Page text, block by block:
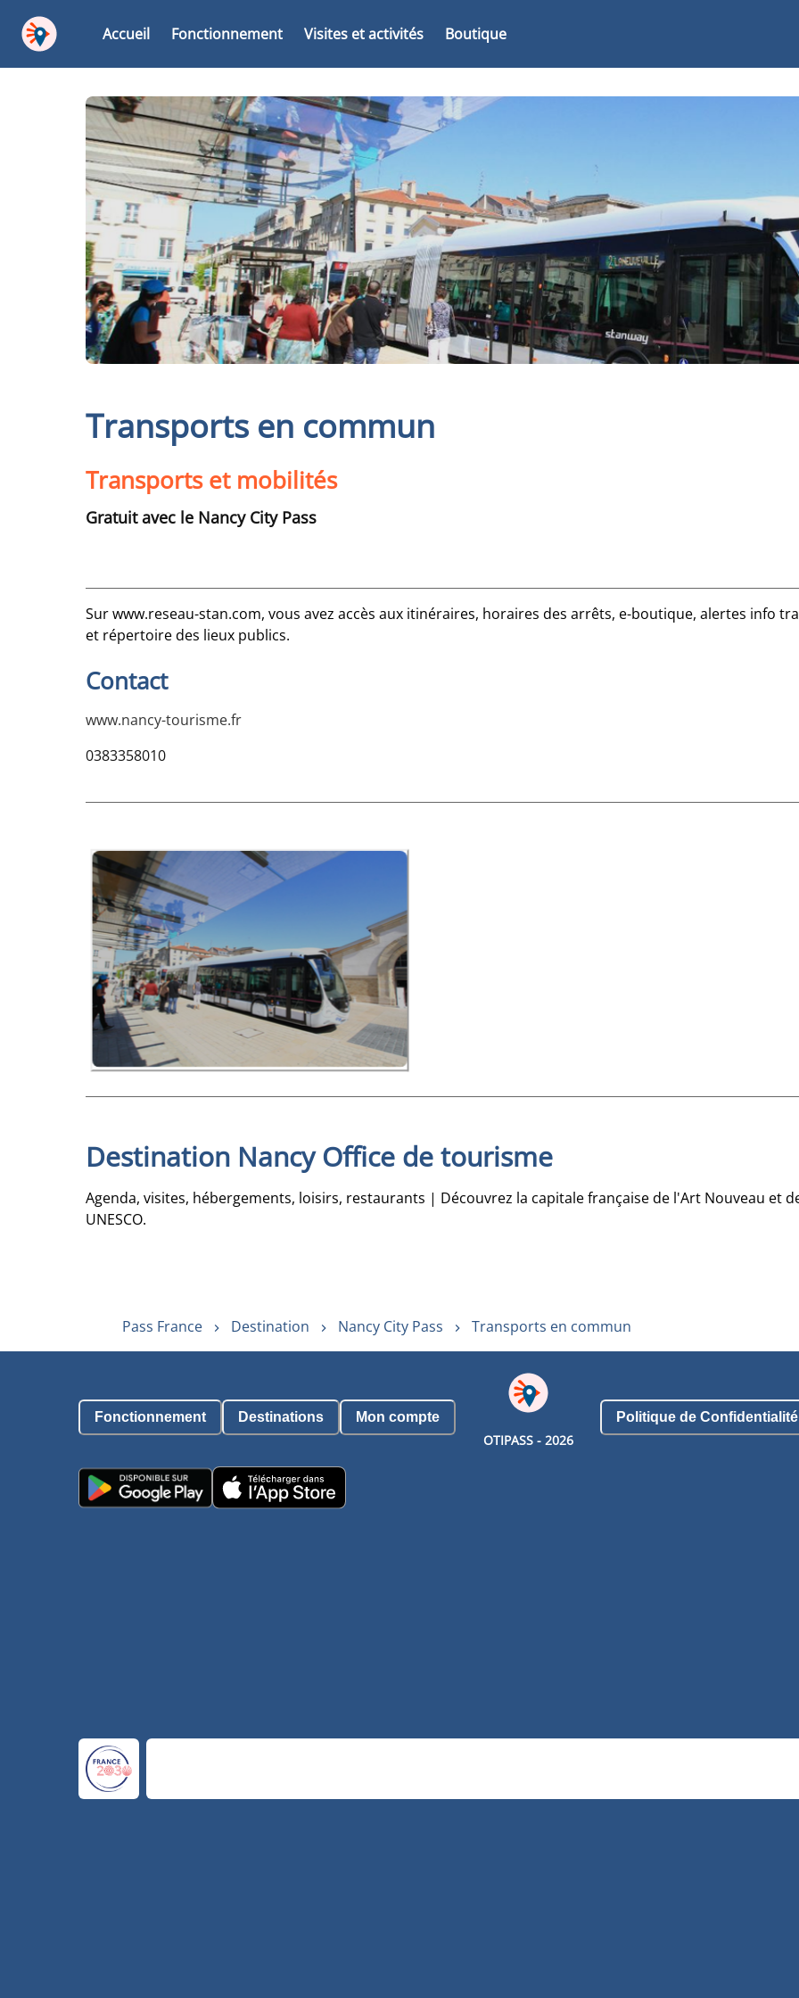
Accueil Fonctionnement Visites et activités Boutique
Transports en commun
Transports et mobilités
Gratuit avec le Nancy City Pass
Surwww.reseau-stan.com, vous avez accès aux itinéraires, horaires des arrêts, e-boutique, alertes info
et répertoire des lieux publics.
Contact
www.nancy-tourisme.fr
0383358010
Destination Nancy Office de tourisme
Agenda, visites, hébergements, loisirs, restaurants | Découvrez la capitale française de l'Art Nouveau et
UNESCO.
Pass France Destination Nancy City Pass Transports en commun
Fonctionnement Destinations Mon compte
OTIPASS - 2026
Politique de Confidentialité